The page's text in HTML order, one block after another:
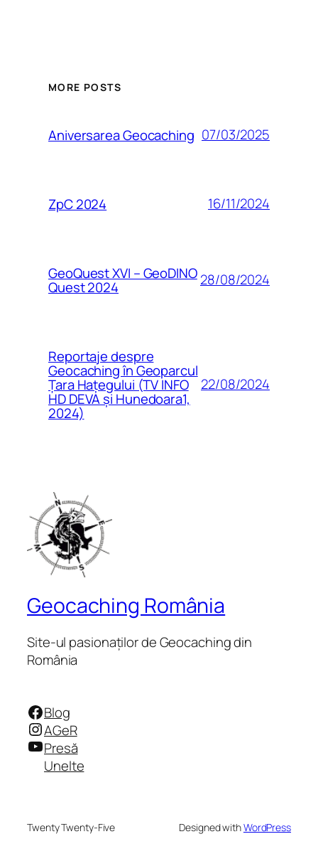
MORE POSTS
Aniversarea Geocaching 07/03/2025
ZpC 2024 16/11/2024
GeoQuest XVI – GeoDINO
Quest 2024 28/08/2024
Reportaje despre
Geocaching în Geoparcul
Țara Hațegului (TV INFO
HD DEVA și Hunedoara1,
2024)
22/08/2024
Geocaching România
Site-ul pasionaților de Geocaching din
România
Facebook
Instagram
YouTube
Blog
AGeR
Presă
Unelte
Twenty Twenty-Five Designed withWordPress